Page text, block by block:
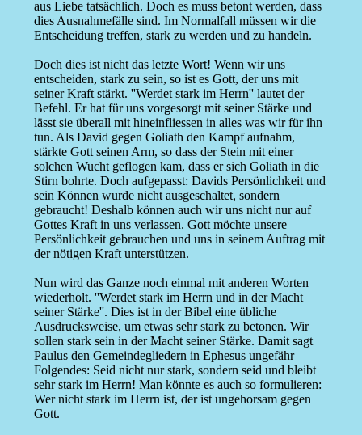
aus Liebe tatsächlich. Doch es muss betont werden, dass
dies Ausnahmefälle sind. Im Normalfall müssen wir die
Entscheidung treffen, stark zu werden und zu handeln.
Doch dies ist nicht das letzte Wort! Wenn wir uns
entscheiden, stark zu sein, so ist es Gott, der uns mit
seiner Kraft stärkt. ''Werdet stark im Herrn'' lautet der
Befehl. Er hat für uns vorgesorgt mit seiner Stärke und
lässt sie überall mit hineinfliessen in alles was wir für ihn
tun. Als David gegen Goliath den Kampf aufnahm,
stärkte Gott seinen Arm, so dass der Stein mit einer
solchen Wucht geflogen kam, dass er sich Goliath in die
Stirn bohrte. Doch aufgepasst: Davids Persönlichkeit und
sein Können wurde nicht ausgeschaltet, sondern
gebraucht! Deshalb können auch wir uns nicht nur auf
Gottes Kraft in uns verlassen. Gott möchte unsere
Persönlichkeit gebrauchen und uns in seinem Auftrag mit
der nötigen Kraft unterstützen.
Nun wird das Ganze noch einmal mit anderen Worten
wiederholt. ''Werdet stark im Herrn und in der Macht
seiner Stärke''. Dies ist in der Bibel eine übliche
Ausdrucksweise, um etwas sehr stark zu betonen. Wir
sollen stark sein in der Macht seiner Stärke. Damit sagt
Paulus den Gemeindegliedern in Ephesus ungefähr
Folgendes: Seid nicht nur stark, sondern seid und bleibt
sehr stark im Herrn! Man könnte es auch so formulieren:
Wer nicht stark im Herrn ist, der ist ungehorsam gegen
Gott.